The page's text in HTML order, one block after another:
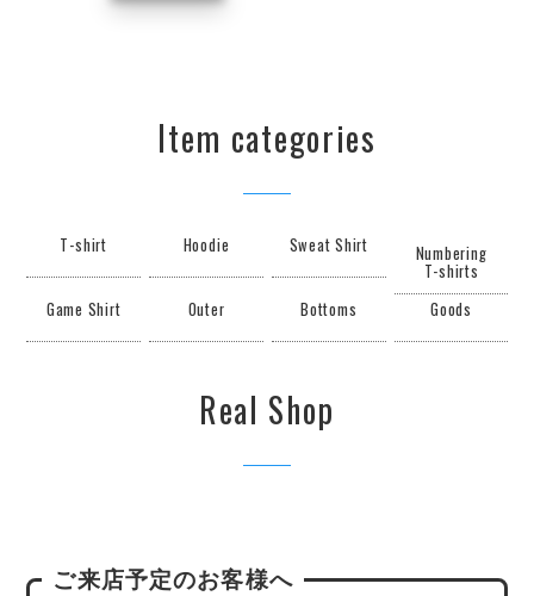
Item categories
T-shirt Hoodie Sweat Shirt Numbering
T-shirts
Game Shirt
Outer Bottoms Goods
Real Shop
ご来店予定のお客様へ